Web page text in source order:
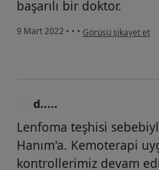
başarılı bir doktor.
9 Mart 2022 • • • kullanıcının
Görüşü şikayet et
d.....
Lenfoma teşhisi
Hanım'a. Kemoterapi
kontrollerimiz devam